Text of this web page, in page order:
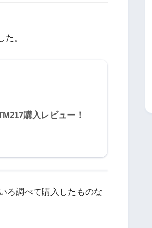
。
購入レビュー！
ろ調べて購入したものな